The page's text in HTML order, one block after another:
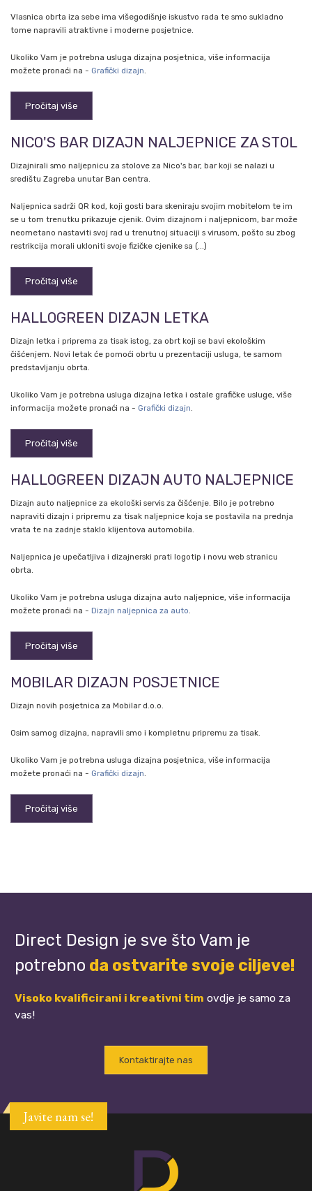
Vlasnica obrta iza sebe ima višegodišnje iskustvo rada te smo sukladno
tome napravili atraktivne i moderne posjetnice.
Ukoliko Vam je potrebna usluga dizajna posjetnica, više informacija
možete pronaći na - Grafički dizajn.
Pročitaj više
NICO'S BAR DIZAJN NALJEPNICE ZA STOL
Dizajnirali smo naljepnicu za stolove za Nico's bar, bar koji se nalazi u
središtu Zagreba unutar Ban centra.
Naljepnica sadrži QR kod, koji gosti bara skeniraju svojim mobitelom te im
se u tom trenutku prikazuje cjenik. Ovim dizajnom i naljepnicom, bar može
neometano nastaviti svoj rad u trenutnoj situaciji s virusom, pošto su zbog
restrikcija morali ukloniti svoje fizičke cjenike sa (...)
Pročitaj više
HALLOGREEN DIZAJN LETKA
Dizajn letka i priprema za tisak istog, za obrt koji se bavi ekološkim
čišćenjem. Novi letak će pomoći obrtu u prezentaciji usluga, te samom
predstavljanju obrta.
Ukoliko Vam je potrebna usluga dizajna letka i ostale grafičke usluge, više
informacija možete pronaći na - Grafički dizajn.
Pročitaj više
HALLOGREEN DIZAJN AUTO NALJEPNICE
Dizajn auto naljepnice za ekološki servis za čišćenje. Bilo je potrebno
napraviti dizajn i pripremu za tisak naljepnice koja se postavila na prednja
vrata te na zadnje staklo klijentova automobila.
Naljepnica je upečatljiva i dizajnerski prati logotip i novu web stranicu
obrta.
Ukoliko Vam je potrebna usluga dizajna auto naljepnice, više informacija
možete pronaći na - Dizajn naljepnica za auto.
Pročitaj više
MOBILAR DIZAJN POSJETNICE
Dizajn novih posjetnica za Mobilar d.o.o.
Osim samog dizajna, napravili smo i kompletnu pripremu za tisak.
Ukoliko Vam je potrebna usluga dizajna posjetnica, više informacija
možete pronaći na - Grafički dizajn.
Pročitaj više
Direct Design je sve što Vam je
potrebno da ostvarite svoje ciljeve!
Visoko kvalificirani i kreativni tim ovdje je samo za
vas!
Kontaktirajte nas
Javite nam se!